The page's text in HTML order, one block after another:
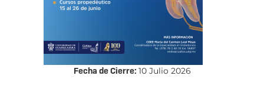
Fecha de Cierre: 10 Julio 2026